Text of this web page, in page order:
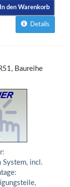
In den Warenkorb
Details
Baureihe
System, incl.